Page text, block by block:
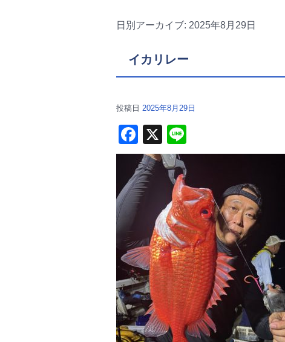
日別アーカイブ: 2025年8月29日
イカリレー
投稿日 2025年8月29日
F
a
c
e
o
k
X
n
e